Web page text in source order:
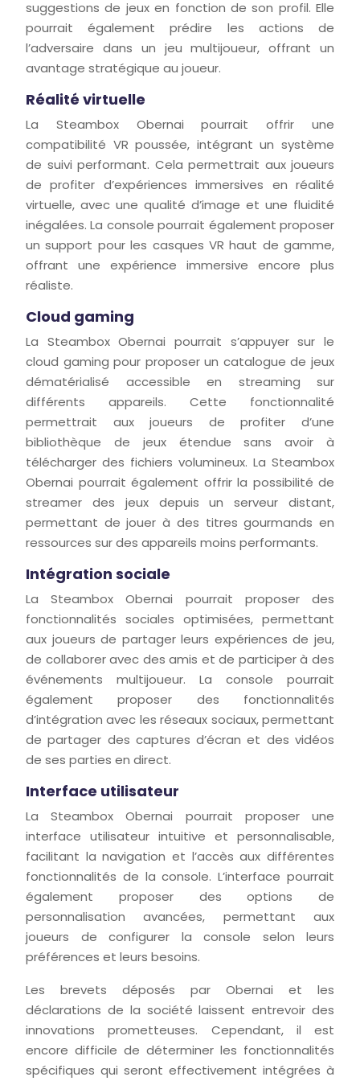
suggestions de jeux en fonction de son profil. Elle
pourrait également prédire les actions de
l’adversaire dans un jeu multijoueur, offrant un
avantage stratégique au joueur.
Réalité virtuelle
La Steambox Obernai pourrait offrir une
compatibilité VR poussée, intégrant un système
de suivi performant. Cela permettrait aux joueurs
de profiter d’expériences immersives en réalité
virtuelle, avec une qualité d’image et une fluidité
inégalées. La console pourrait également proposer
un support pour les casques VR haut de gamme,
offrant une expérience immersive encore plus
réaliste.
Cloud gaming
La Steambox Obernai pourrait s’appuyer sur le
cloud gaming pour proposer un catalogue de jeux
dématérialisé accessible en streaming sur
différents appareils. Cette fonctionnalité
permettrait aux joueurs de profiter d’une
bibliothèque de jeux étendue sans avoir à
télécharger des fichiers volumineux. La Steambox
Obernai pourrait également offrir la possibilité de
streamer des jeux depuis un serveur distant,
permettant de jouer à des titres gourmands en
ressources sur des appareils moins performants.
Intégration sociale
La Steambox Obernai pourrait proposer des
fonctionnalités sociales optimisées, permettant
aux joueurs de partager leurs expériences de jeu,
de collaborer avec des amis et de participer à des
événements multijoueur. La console pourrait
également proposer des fonctionnalités
d’intégration avec les réseaux sociaux, permettant
de partager des captures d’écran et des vidéos
de ses parties en direct.
Interface utilisateur
La Steambox Obernai pourrait proposer une
interface utilisateur intuitive et personnalisable,
facilitant la navigation et l’accès aux différentes
fonctionnalités de la console. L’interface pourrait
également proposer des options de
personnalisation avancées, permettant aux
joueurs de configurer la console selon leurs
préférences et leurs besoins.
Les brevets déposés par Obernai et les
déclarations de la société laissent entrevoir des
innovations prometteuses. Cependant, il est
encore difficile de déterminer les fonctionnalités
spécifiques qui seront effectivement intégrées à